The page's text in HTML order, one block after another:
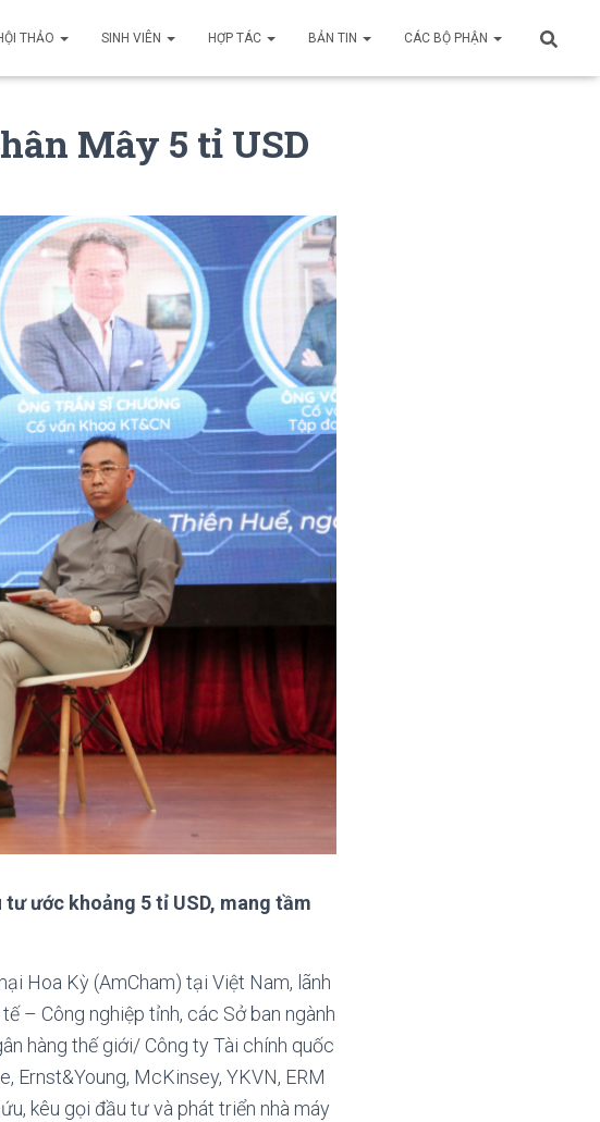
THẢO SINH VIÊN HỢP TÁC BẢN TIN CÁC BỘ PHẬN
Mây 5 tỉ USD
tư ước khoảng 5 tỉ USD, mang tầm
Hoa Kỳ (AmCham) tại Việt Nam, lãnh
– Công nghiệp tỉnh, các Sở ban ngành
hàng thế giới/ Công ty Tài chính quốc
Ernst&Young, McKinsey, YKVN, ERM
kêu gọi đầu tư và phát triển nhà máy